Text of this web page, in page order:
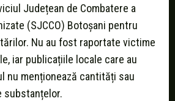
Județean de Combatere a
(SJCCO) Botoșani pentru
Nu au fost raportate victime
iar publicațiile locale care au
nu menționează cantități sau
substanțelor.